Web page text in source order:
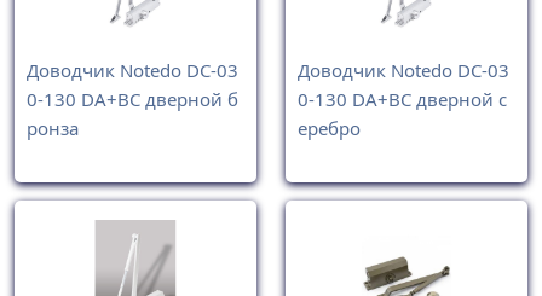
Доводчик Notedo DC-03
0-130 DA+BC дверной б
ронза
Доводчик Notedo DC-03
0-130 DA+BC дверной с
еребро